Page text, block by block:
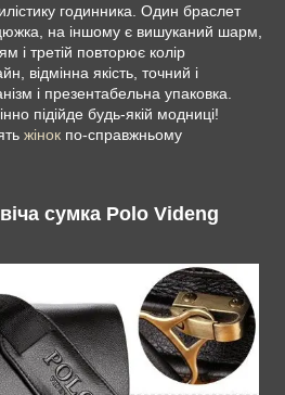
годинника. Один браслет
на іншому є вишуканий шарм,
і третій повторює колір
відмінна якість, точний і
і презентабельна упаковка.
підійде будь-якій модниці!
жінок по-справжньому
сумка Polo Videng